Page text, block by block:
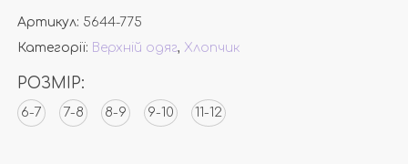
Артикул: 5644-775
Категорії: Верхній одяг, Хлопчик
РОЗМІР:
6-7 7-8 8-9 9-10 11-12